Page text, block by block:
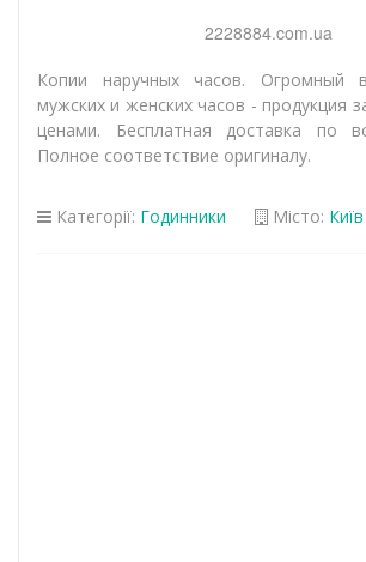
2228884.com.ua
Копии наручных часов. Огромный
мужских и женских часов - продукция
ценами. Бесплатная доставка по
Полное соответствие оригиналу.
Категорії: Годинники Місто: Київ